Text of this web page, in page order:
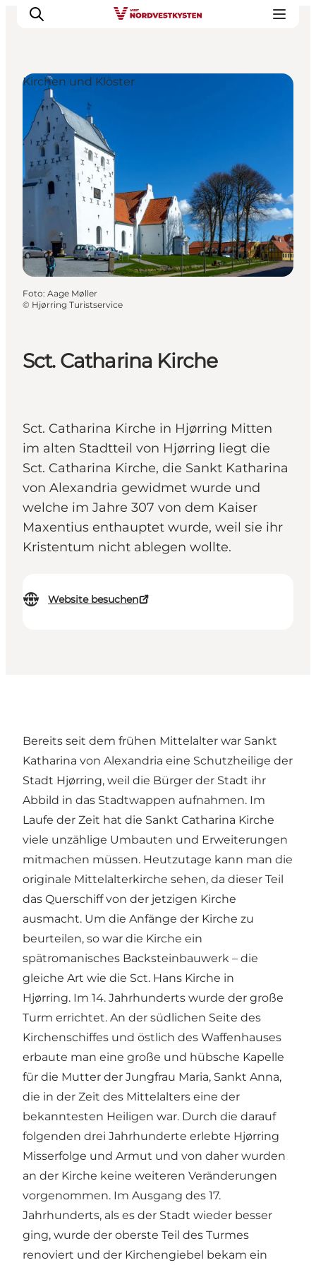
Urlaubsorte
Inspiration
Events
Unterkunft
Mach deine Urlaubsplanung
Sct. Catharina Kirche
Sct. Catharina Kirche in Hjørring Mitten
im alten Stadtteil von Hjørring liegt die
Sct. Catharina Kirche, die Sankt Katharina
von Alexandria gewidmet wurde und
welche im Jahre 307 von dem Kaiser
Maxentius enthauptet wurde, weil sie ihr
Kristentum nicht ablegen wollte.
Website besuchen
Kirchen und Klöster
Foto: Aage Møller
© Hjørring Turistservice
Bereits seit dem frühen Mittelalter war Sankt
Katharina von Alexandria eine Schutzheilige der
Stadt Hjørring, weil die Bürger der Stadt ihr
Abbild in das Stadtwappen aufnahmen. Im
Laufe der Zeit hat die Sankt Catharina Kirche
viele unzählige Umbauten und Erweiterungen
mitmachen müssen. Heutzutage kann man die
originale Mittelalterkirche sehen, da dieser Teil
das Querschiff von der jetzigen Kirche
ausmacht. Um die Anfänge der Kirche zu
beurteilen, so war die Kirche ein
spätromanisches Backsteinbauwerk – die
gleiche Art wie die Sct. Hans Kirche in
Hjørring. Im 14. Jahrhunderts wurde der große
Turm errichtet. An der südlichen Seite des
Kirchenschiffes und östlich des Waffenhauses
erbaute man eine große und hübsche Kapelle
für die Mutter der Jungfrau Maria, Sankt Anna,
die in der Zeit des Mittelalters eine der
bekanntesten Heiligen war. Durch die darauf
folgenden drei Jahrhunderte erlebte Hjørring
Misserfolge und Armut und von daher wurden
an der Kirche keine weiteren Veränderungen
vorgenommen. Im Ausgang des 17.
Jahrhunderts, als es der Stadt wieder besser
ging, wurde der oberste Teil des Turmes
renoviert und der Kirchengiebel bekam ein